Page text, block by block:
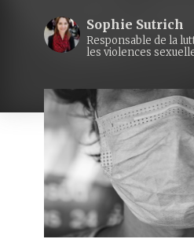
Sophie Sutrich
Responsable de la
les violences